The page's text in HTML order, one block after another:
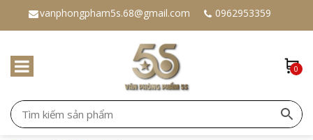
vanphongpham5s.68@gmail.com 0962953359
0